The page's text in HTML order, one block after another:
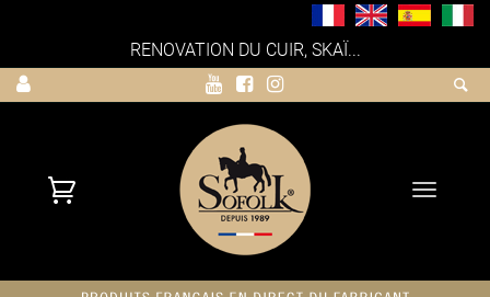
RENOVATION DU CUIR, SKAÏ...
Toggle